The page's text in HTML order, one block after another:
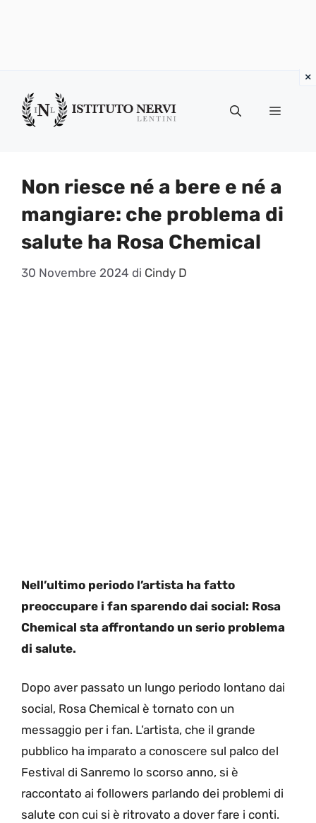
contenuto
Menu
Non riesce né a bere e né a
mangiare: che problema di
salute ha Rosa Chemical
30 Novembre 2024 di Cindy D
Nell’ultimo periodo l’artista ha fatto
preoccupare i fan sparendo dai social: Rosa
Chemical sta affrontando un serio problema
di salute.
Dopo aver passato un lungo periodo lontano dai
social, Rosa Chemical è tornato con un
messaggio per i fan. L’artista, che il grande
pubblico ha imparato a conoscere sul palco del
Festival di Sanremo lo scorso anno, si è
raccontato ai followers parlando dei problemi di
salute con cui si è ritrovato a dover fare i conti.